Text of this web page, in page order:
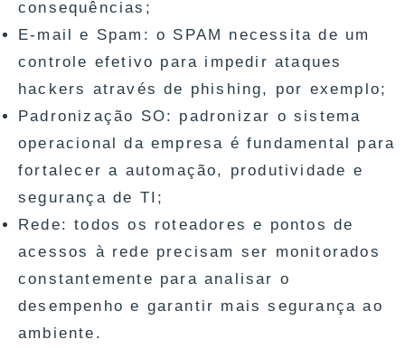
consequências;
E-mail e Spam: o SPAM necessita de um
controle efetivo para impedir ataques
hackers através de phishing, por exemplo;
Padronização SO: padronizar o sistema
operacional da empresa é fundamental para
fortalecer a automação, produtividade e
segurança de TI;
Rede: todos os roteadores e pontos de
acessos à rede precisam ser monitorados
constantemente para analisar o
desempenho e garantir mais segurança ao
ambiente.